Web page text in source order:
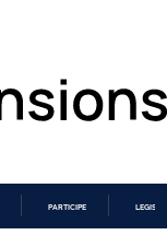
PARTICIPE